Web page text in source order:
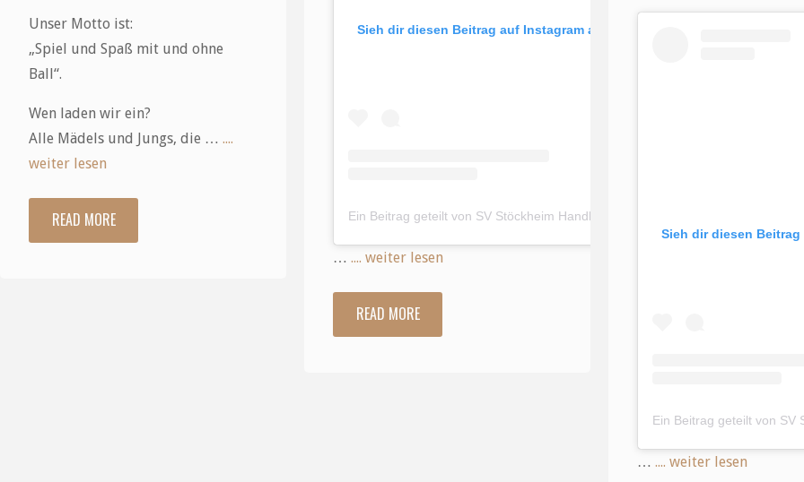
Unser Motto ist:
„Spiel und Spaß mit und ohne
Ball“.
Wen laden wir ein?
Alle Mädels und Jungs, die …....
weiter lesen
READ MORE"Osterferien
Sieh dir diesen Beitrag auf Instagram an
….... weiter lesen
READ MORE"Am
Sieh dir diesen
….... weiter lesen